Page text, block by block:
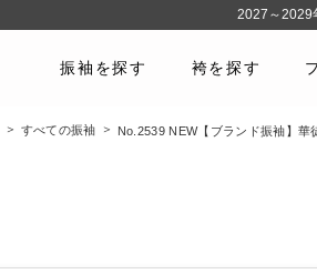
振袖を探す 袴を探す
すべての振袖 No.2539 NEW【ブランド振袖】
2027～2029